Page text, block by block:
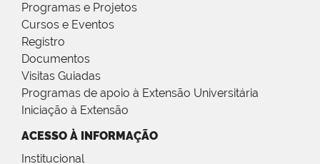
Programas e Projetos
Cursos e Eventos
Registro
Documentos
Visitas Guiadas
Programas de apoio à Extensão Universitária
Iniciação à Extensão
ACESSO À INFORMAÇÃO
Institucional